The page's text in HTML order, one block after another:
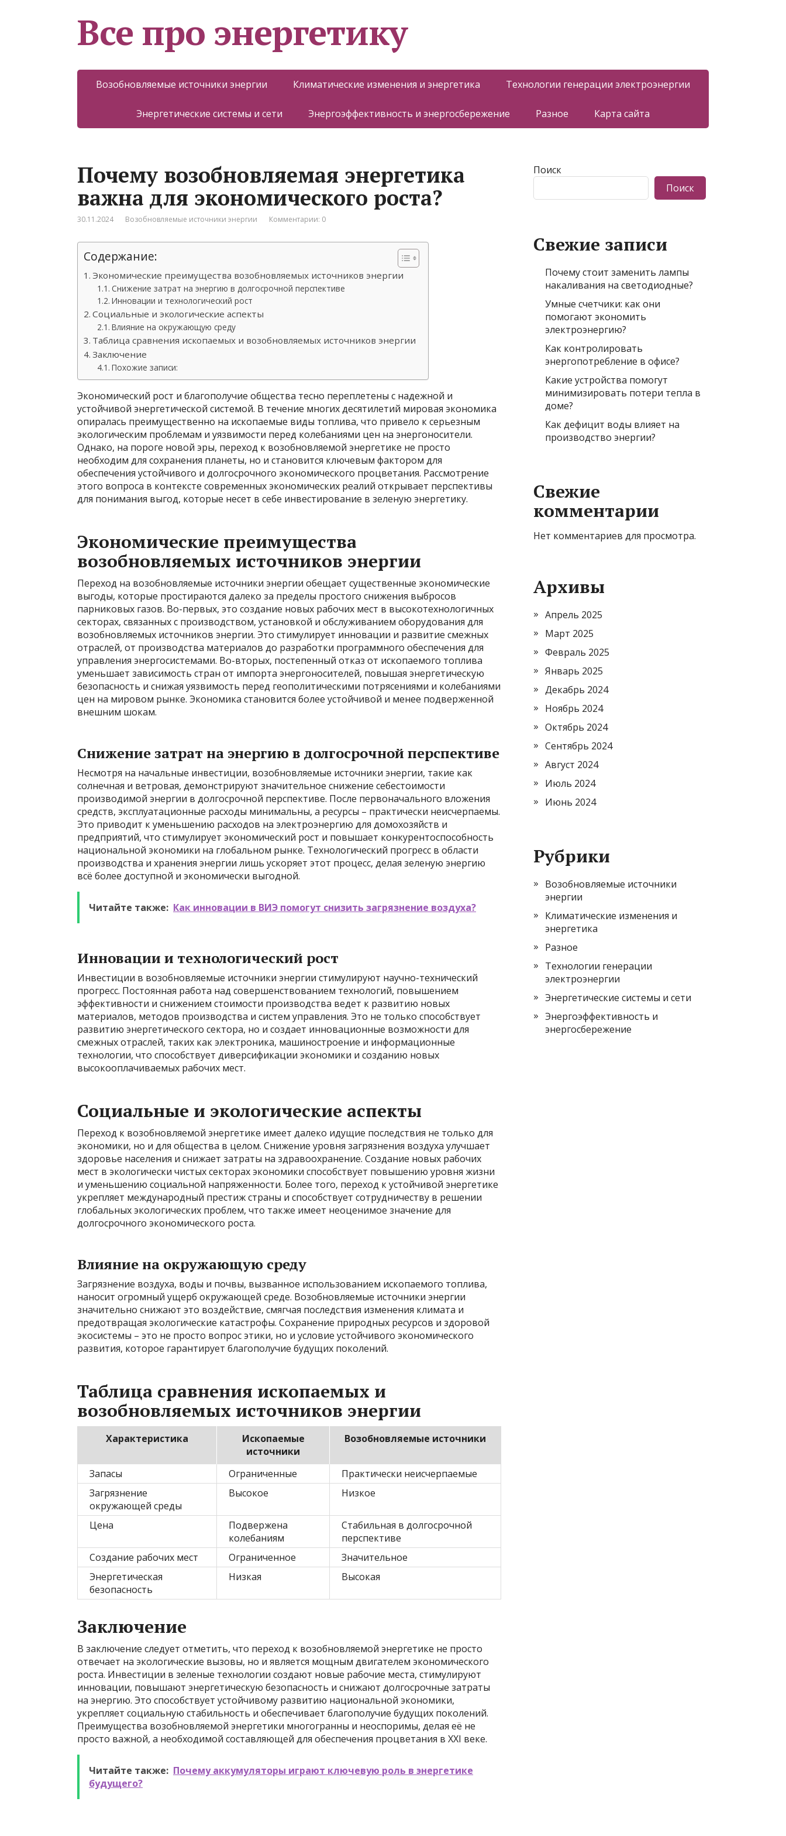
Все про энергетику
Возобновляемые источники энергии Климатические изменения и энергетика Технологии генерации электроэнергии
Энергетические системы и сети Энергоэффективность и энергосбережение Разное Карта сайта
Почему возобновляемая энергетика
важна для экономического роста?
30.11.2024 Возобновляемые источники энергии Комментарии: 0
Содержание:
Экономические преимущества возобновляемых источников энергии
Снижение затрат на энергию в долгосрочной перспективе
Инновации и технологический рост
Социальные и экологические аспекты
Влияние на окружающую среду
Таблица сравнения ископаемых и возобновляемых источников энергии
Заключение
Похожие записи:
Экономический рост и благополучие общества тесно переплетены с надежной и
устойчивой энергетической системой. В течение многих десятилетий мировая экономика
опиралась преимущественно на ископаемые виды топлива, что привело к серьезным
экологическим проблемам и уязвимости перед колебаниями цен на энергоносители.
Однако, на пороге новой эры, переход к возобновляемой энергетике не просто
необходим для сохранения планеты, но и становится ключевым фактором для
обеспечения устойчивого и долгосрочного экономического процветания. Рассмотрение
этого вопроса в контексте современных экономических реалий открывает перспективы
для понимания выгод, которые несет в себе инвестирование в зеленую энергетику.
Экономические преимущества
возобновляемых источников энергии
Переход на возобновляемые источники энергии обещает существенные экономические
выгоды, которые простираются далеко за пределы простого снижения выбросов
парниковых газов. Во-первых, это создание новых рабочих мест в высокотехнологичных
секторах, связанных с производством, установкой и обслуживанием оборудования для
возобновляемых источников энергии. Это стимулирует инновации и развитие смежных
отраслей, от производства материалов до разработки программного обеспечения для
управления энергосистемами. Во-вторых, постепенный отказ от ископаемого топлива
уменьшает зависимость стран от импорта энергоносителей, повышая энергетическую
безопасность и снижая уязвимость перед геополитическими потрясениями и колебаниями
цен на мировом рынке. Экономика становится более устойчивой и менее подверженной
внешним шокам.
Снижение затрат на энергию в долгосрочной перспективе
Несмотря на начальные инвестиции, возобновляемые источники энергии, такие как
солнечная и ветровая, демонстрируют значительное снижение себестоимости
производимой энергии в долгосрочной перспективе. После первоначального вложения
средств, эксплуатационные расходы минимальны, а ресурсы – практически неисчерпаемы.
Это приводит к уменьшению расходов на электроэнергию для домохозяйств и
предприятий, что стимулирует экономический рост и повышает конкурентоспособность
национальной экономики на глобальном рынке. Технологический прогресс в области
производства и хранения энергии лишь ускоряет этот процесс, делая зеленую энергию
всё более доступной и экономически выгодной.
Читайте также: Как инновации в ВИЭ помогут снизить загрязнение воздуха?
Инновации и технологический рост
Инвестиции в возобновляемые источники энергии стимулируют научно-технический
прогресс. Постоянная работа над совершенствованием технологий, повышением
эффективности и снижением стоимости производства ведет к развитию новых
материалов, методов производства и систем управления. Это не только способствует
развитию энергетического сектора, но и создает инновационные возможности для
смежных отраслей, таких как электроника, машиностроение и информационные
технологии, что способствует диверсификации экономики и созданию новых
высокооплачиваемых рабочих мест.
Социальные и экологические аспекты
Переход к возобновляемой энергетике имеет далеко идущие последствия не только для
экономики, но и для общества в целом. Снижение уровня загрязнения воздуха улучшает
здоровье населения и снижает затраты на здравоохранение. Создание новых рабочих
мест в экологически чистых секторах экономики способствует повышению уровня жизни
и уменьшению социальной напряженности. Более того, переход к устойчивой энергетике
укрепляет международный престиж страны и способствует сотрудничеству в решении
глобальных экологических проблем, что также имеет неоценимое значение для
долгосрочного экономического роста.
Влияние на окружающую среду
Загрязнение воздуха, воды и почвы, вызванное использованием ископаемого топлива,
наносит огромный ущерб окружающей среде. Возобновляемые источники энергии
значительно снижают это воздействие, смягчая последствия изменения климата и
предотвращая экологические катастрофы. Сохранение природных ресурсов и здоровой
экосистемы – это не просто вопрос этики, но и условие устойчивого экономического
развития, которое гарантирует благополучие будущих поколений.
Таблица сравнения ископаемых и
возобновляемых источников энергии
Характеристика
Ископаемые
источники
Возобновляемые источники
Запасы Ограниченные
Практически неисчерпаемые
Загрязнение
окружающей среды
Высокое Низкое
Цена
Подвержена
колебаниям
Стабильная в долгосрочной
перспективе
Создание рабочих мест
Ограниченное
Значительное
Энергетическая
безопасность
Низкая Высокая
Заключение
В заключение следует отметить, что переход к возобновляемой энергетике не просто
отвечает на экологические вызовы, но и является мощным двигателем экономического
роста. Инвестиции в зеленые технологии создают новые рабочие места, стимулируют
инновации, повышают энергетическую безопасность и снижают долгосрочные затраты
на энергию. Это способствует устойчивому развитию национальной экономики,
укрепляет социальную стабильность и обеспечивает благополучие будущих поколений.
Преимущества возобновляемой энергетики многогранны и неоспоримы, делая её не
просто важной, а необходимой составляющей для обеспечения процветания в XXI веке.
Читайте также: Почему аккумуляторы играют ключевую роль в энергетике
будущего?
Поиск
Поиск
Свежие записи
Почему стоит заменить лампы
накаливания на светодиодные?
Умные счетчики: как они
помогают экономить
электроэнергию?
Как контролировать
энергопотребление в офисе?
Какие устройства помогут
минимизировать потери тепла в
доме?
Как дефицит воды влияет на
производство энергии?
Свежие
комментарии
Нет комментариев для просмотра.
Архивы
Апрель 2025
Март 2025
Февраль 2025
Январь 2025
Декабрь 2024
Ноябрь 2024
Октябрь 2024
Сентябрь 2024
Август 2024
Июль 2024
Июнь 2024
Рубрики
Возобновляемые источники
энергии
Климатические изменения и
энергетика
Разное
Технологии генерации
электроэнергии
Энергетические системы и сети
Энергоэффективность и
энергосбережение